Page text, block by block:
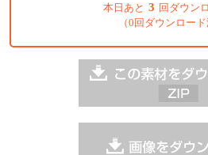
本日あと 3 回ダウン
（0回ダウンロード